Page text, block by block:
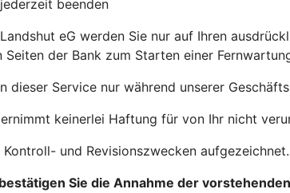
beenden
eG werden Sie nur auf Ihren
der Bank zum Starten einer
dieser Service nur während unserer
keinerlei Haftung für von Ihr nicht
und Revisionszwecken aufgezeichnet.
Sie die Annahme der